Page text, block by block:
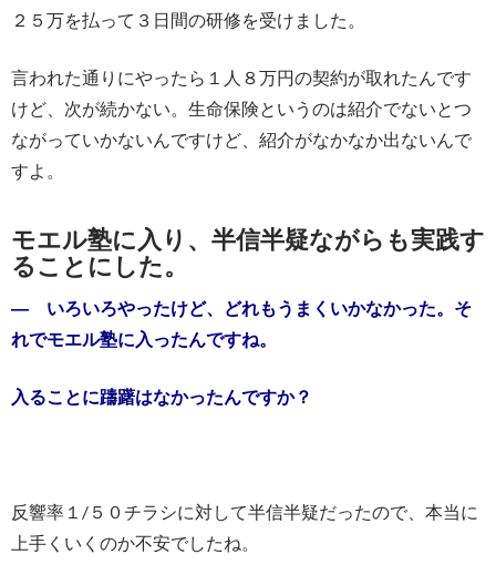
２５万を払って３日間の研修を受けました。
言われた通りにやったら１人８万円の契約が取れたんです
けど、次が続かない。生命保険というのは紹介でないとつ
ながっていかないんですけど、紹介がなかなか出ないんで
すよ。
モエル塾に入り、半信半疑ながらも実践す
ることにした。
― いろいろやったけど、どれもうまくいかなかった。そ
れでモエル塾に入ったんですね。
入ることに躊躇はなかったんですか？
反響率１/５０チラシに対して半信半疑だったので、本当に
上手くいくのか不安でしたね。